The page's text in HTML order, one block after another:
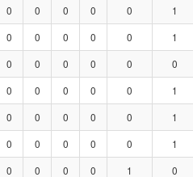
0 0 0 0 0 1
0 0 0 0 0 1
0 0 0 0 0 0
0 0 0 0 0 1
0 0 0 0 0 1
0 0 0 0 0 1
0 0 0 0 1 0